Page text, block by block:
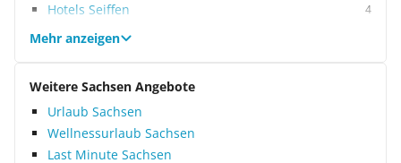
Hotels Seiffen 4
Mehr anzeigen
Weitere Sachsen Angebote
Urlaub Sachsen
Wellnessurlaub Sachsen
Last Minute Sachsen